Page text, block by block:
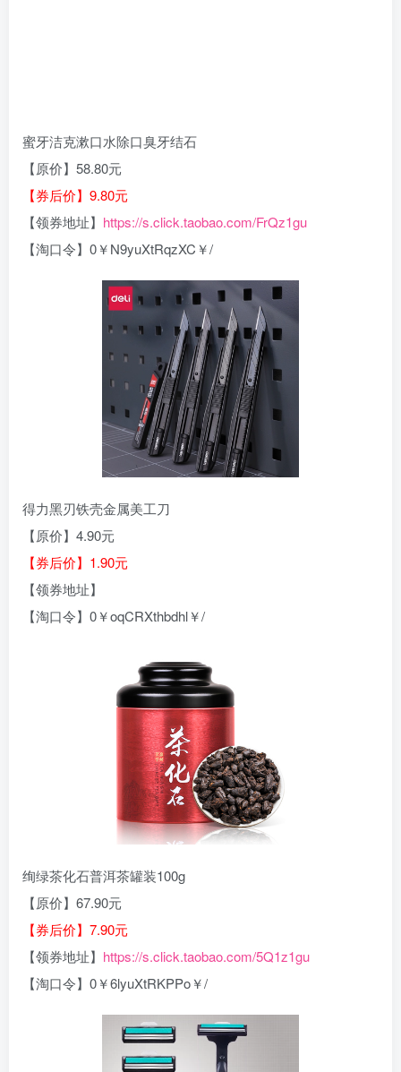
蜜牙洁克漱口水除口臭牙结石
【原价】58.80元
【券后价】9.80元
【领券地址】 https://s.click.taobao.com/FrQz1gu
【淘口令】0￥N9yuXtRqzXC￥/
得力黑刃铁壳金属美工刀
【原价】4.90元
【券后价】1.90元
【领券地址】
【淘口令】0￥oqCRXthbdhl￥/
绚绿茶化石普洱茶罐装100g
【原价】67.90元
【券后价】7.90元
【领券地址】 https://s.click.taobao.com/5Q1z1gu
【淘口令】0￥6lyuXtRKPPo￥/